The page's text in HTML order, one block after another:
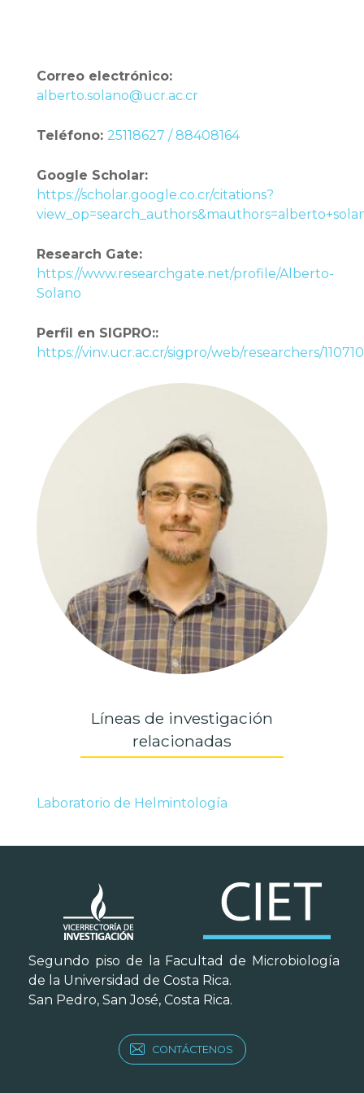
Correo electrónico:
alberto.solano@ucr.ac.cr
Teléfono: 25118627 / 88408164
Google Scholar:
https://scholar.google.co.cr/citations?
Research Gate:
https://www.researchgate.net/profile/Alberto-
Solano
Perfil en SIGPRO::
https://vinv.ucr.ac.cr/sigpro/web/researchers/
Líneas de investigación
relacionadas
Laboratorio de Helmintología
Segundo piso de la Facultad de Microbiología
de la Universidad de Costa Rica.
San Pedro, San José, Costa Rica.
CONTÁCTENOS